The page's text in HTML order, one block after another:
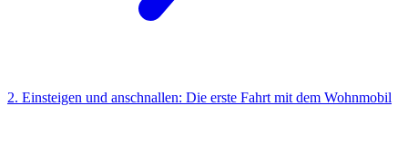
2. Einsteigen und anschnallen: Die erste Fahrt mit dem Wohnmobil